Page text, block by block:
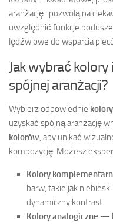
aranżację i pozwolą na
uwzględnić funkcje
lędźwiowe do wsparcia
Jak wybrać
spójnej aranżacji?
Wybierz odpowiednie
uzyskać spójną aranżację
kolorów , aby unikać
kompozycję. Możesz
Kolory
barw, takie jak
dynamiczny kontrast.
Kolory analogiczne —